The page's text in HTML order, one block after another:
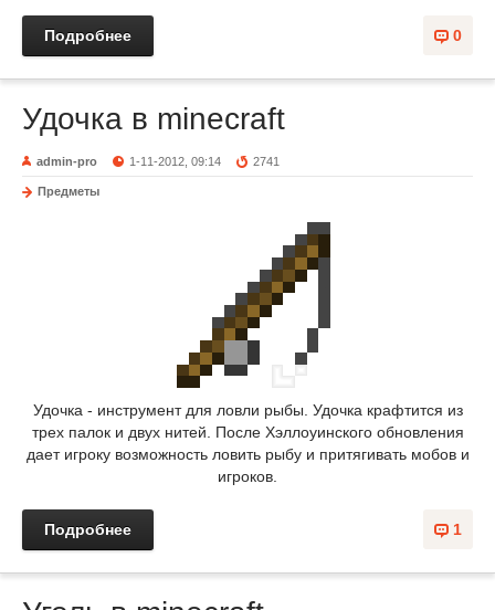
0
Подробнее
Удочка в minecraft
admin-pro 1-11-2012, 09:14 2741
Предметы
Удочка - инструмент для ловли рыбы. Удочка крафтится из
трех палок и двух нитей. После Хэллоуинского обновления
дает игроку возможность ловить рыбу и притягивать мобов и
игроков.
1
Подробнее